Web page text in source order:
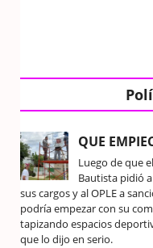
QUE
Luego de que
Bautista pidió
sus cargos y al OPLE a
podría empezar con su
tapizando espacios
que lo dijo en serio.